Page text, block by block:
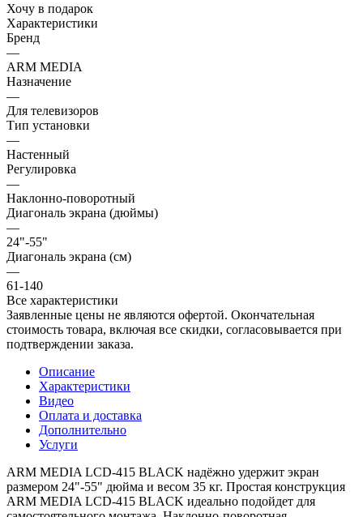
Хочу в подарок
Характеристики
Бренд
—
ARM MEDIA
Назначение
—
Для телевизоров
Тип установки
—
Настенный
Регулировка
—
Наклонно-поворотный
Диагональ экрана (дюймы)
—
24"-55"
Диагональ экрана (см)
—
61-140
Все характеристики
Заявленные цены не являются офертой. Окончательная
стоимость товара, включая все скидки, согласовывается при
подтверждении заказа.
Описание
Характеристики
Видео
Оплата и доставка
Дополнительно
Услуги
ARM MEDIA LCD-415 BLACK надёжно удержит экран
размером 24"-55" дюйма и весом 35 кг. Простая конструкция
ARM MEDIA LCD-415 BLACK идеально подойдет для